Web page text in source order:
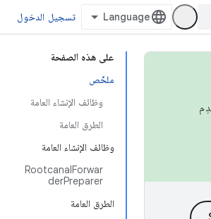
تسجيل الدخول
على هذه الصفحة
ملخّص
وظائف الإنشاء العامة
الطرق العامة
وظائف الإنشاء العامة
RootcanalForwar
derPreparer
الطرق العامة